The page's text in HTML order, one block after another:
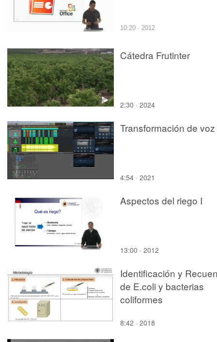
10:20 · 2012
Cátedra Frutinter
2:30 · 2024
Transformación de voz
4:54 · 2021
Aspectos del riego I
13:00 · 2012
Identificación y
de E.coli y bacterias
coliformes
8:42 · 2018